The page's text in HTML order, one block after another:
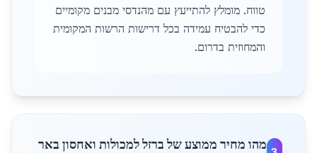
טווח. מומלץ להתייעץ עם מהנדסי מבנים מקומיים
כדי להבטיח עמידה בכל דרישות הרשות המקומית
והמחוזית בדרום.
מהו מחיר ממוצע של ברזל למכולות ואחסון באר